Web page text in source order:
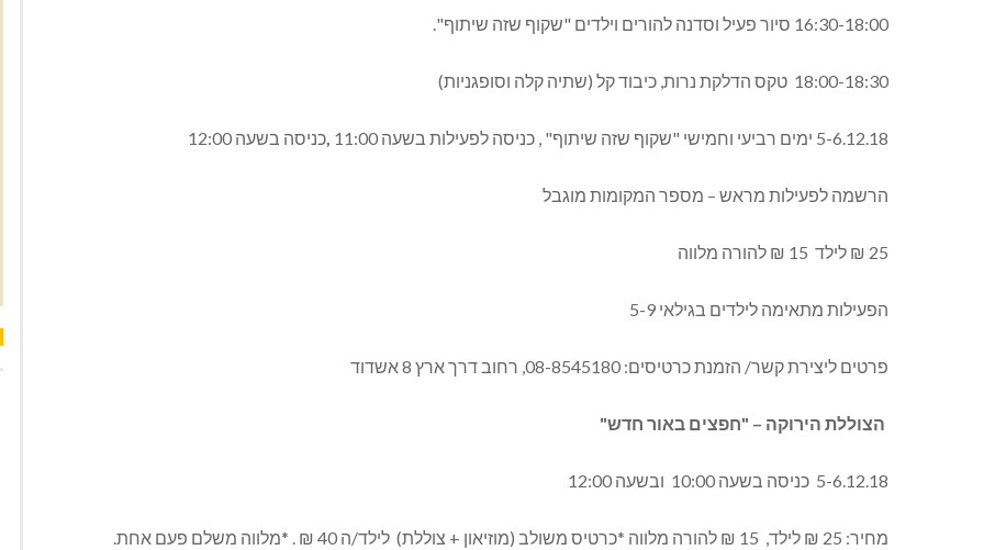
16:30-18:00 סיור פעיל וסדנה להורים וילדים "שקוף שזה שיתוף".
18:00-18:30 טקס הדלקת נרות, כיבוד קל (שתיה קלה וסופגניות)
5-6.12.18 ימים רביעי וחמישי "שקוף שזה שיתוף" , כניסה לפעילות בשעה 11:00 ,כניסה בשעה 12:00
הרשמה לפעילות מראש – מספר המקומות מוגבל
25 ₪ לילד 15 ₪ להורה מלווה
הפעילות מתאימה לילדים בגילאי 5-9
פרטים ליצירת קשר/ הזמנת כרטיסים: 08-8545180, רחוב דרך ארץ 8 אשדוד
הצוללת הירוקה – "חפצים באור חדש"
5-6.12.18 כניסה בשעה 10:00 ובשעה 12:00
מחיר: 25 ₪ לילד, 15 ₪ להורה מלווה *כרטיס משולב (מוזיאון + צוללת) לילד/ה 40 ₪ . *מלווה משלם פעם אחת.